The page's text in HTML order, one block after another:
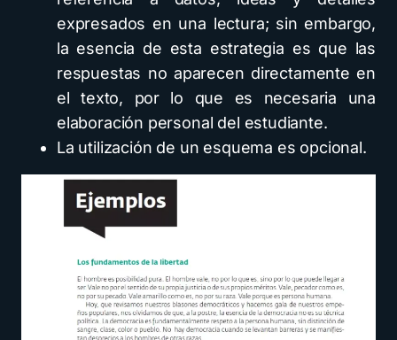
expresados en una lectura; sin embargo,
la esencia de esta estrategia es que las
respuestas no aparecen directamente en
el texto, por lo que es necesaria una
elaboración personal del estudiante.
La utilización de un esquema es opcional.